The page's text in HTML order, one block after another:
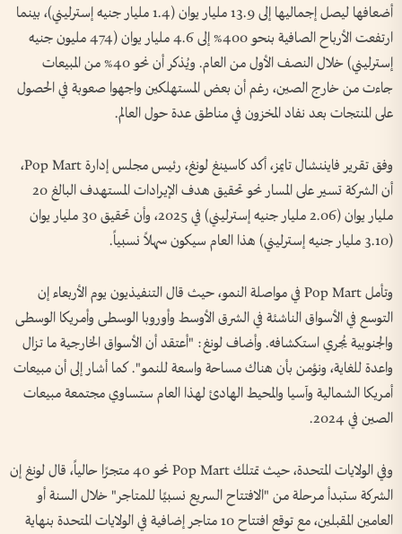
أضعافها ليصل إجماليها إلى 13.9 مليار يوان (1.4 مليار جنيه إسترليني)، بينما
ارتفعت الأرباح الصافية بنحو 400% إلى 4.6 مليار يوان (474 مليون جنيه
إسترليني) خلال النصف الأول من العام. ويُذكر أن نحو 40% من المبيعات
جاءت من خارج الصين، رغم أن بعض المستهلكين واجهوا صعوبة في الحصول
على المنتجات بعد نفاد المخزون في مناطق عدة حول العالم.
وفق تقرير فايننشال تايمز، أكد كاسينغ لونغ، رئيس مجلس إدارة Pop Mart،
أن الشركة تسير على المسار نحو تحقيق هدف الإيرادات المستهدف البالغ 20
مليار يوان (2.06 مليار جنيه إسترليني) في 2025، وأن تحقيق 30 مليار يوان
(3.10 مليار جنيه إسترليني) هذا العام سيكون سهلاً نسبياً.
وتأمل Pop Mart في مواصلة النمو، حيث قال التنفيذيون يوم الأربعاء إن
التوسع في الأسواق الناشئة في الشرق الأوسط وأوروبا الوسطى وأمريكا الوسطى
والجنوبية يُجري استكشافه. وأضاف لونغ: "أعتقد أن الأسواق الخارجية ما تزال
واعدة للغاية، ونؤمن بأن هناك مساحة واسعة للنمو". كما أشار إلى أن مبيعات
أمريكا الشمالية وآسيا والمحيط الهادئ لهذا العام ستساوي مجتمعة مبيعات
الصين في 2024.
وفي الولايات المتحدة، حيث تمتلك Pop Mart نحو 40 متجرًا حالياً، قال لونغ إن
الشركة ستبدأ مرحلة من "الافتتاح السريع نسبيًا للمتاجر" خلال السنة أو
العامين المقبلين، مع توقع افتتاح 10 متاجر إضافية في الولايات المتحدة بنهاية